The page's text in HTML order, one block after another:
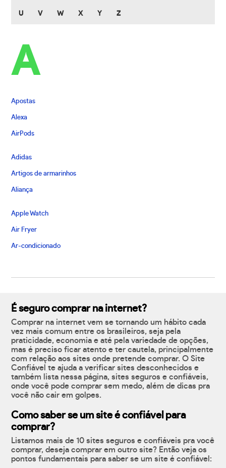
U V W X Y Z
A
Apostas
Alexa
AirPods
Adidas
Artigos de armarinhos
Aliança
Apple Watch
Air Fryer
Ar-condicionado
É seguro comprar na internet?
Comprar na internet vem se tornando um hábito cada
vez mais comum entre os brasileiros, seja pela
praticidade, economia e até pela variedade de opções,
mas é preciso ficar atento e ter cautela, principalmente
com relação aos sites onde pretende comprar. O Site
Confiável te ajuda a verificar sites desconhecidos e
também lista nessa página, sites seguros e confiáveis,
onde você pode comprar sem medo, além de dicas pra
você não cair em golpes.
Como saber se um site é confiável para
comprar?
Listamos mais de 10 sites seguros e confiáveis pra você
comprar, deseja comprar em outro site? Então veja os
pontos fundamentais para saber se um site é confiável: